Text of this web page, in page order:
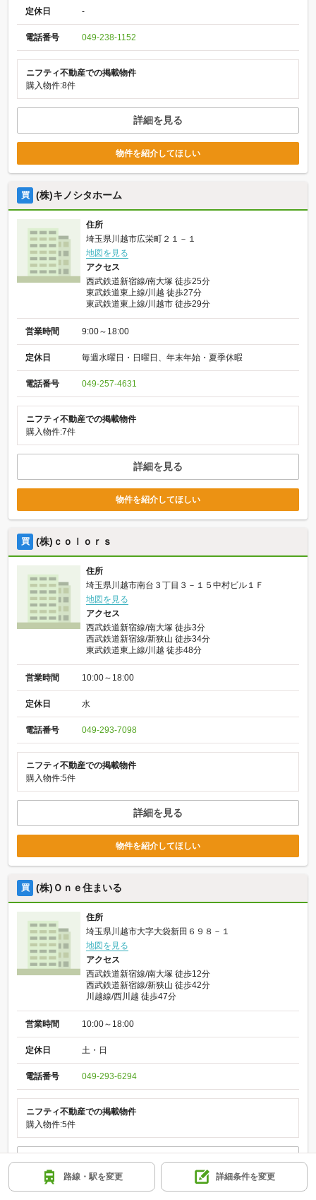
定休日 -
電話番号 049-238-1152
ニフティ不動産での掲載物件
購入物件:8件
詳細を見る
物件を紹介してほしい
買 (株)キノシタホーム
住所
埼玉県川越市広栄町２１－１
地図を見る
アクセス
西武鉄道新宿線/南大塚 徒歩25分
東武鉄道東上線/川越 徒歩27分
東武鉄道東上線/川越市 徒歩29分
営業時間 9:00～18:00
定休日 毎週水曜日・日曜日、年末年始・夏季休暇
電話番号 049-257-4631
ニフティ不動産での掲載物件
購入物件:7件
詳細を見る
物件を紹介してほしい
買 (株)ｃｏｌｏｒｓ
住所
埼玉県川越市南台３丁目３－１５中村ビル１Ｆ
地図を見る
アクセス
西武鉄道新宿線/南大塚 徒歩3分
西武鉄道新宿線/新狭山 徒歩34分
東武鉄道東上線/川越 徒歩48分
営業時間 10:00～18:00
定休日 水
電話番号 049-293-7098
ニフティ不動産での掲載物件
購入物件:5件
詳細を見る
物件を紹介してほしい
買 (株)Ｏｎｅ住まいる
住所
埼玉県川越市大字大袋新田６９８－１
地図を見る
アクセス
西武鉄道新宿線/南大塚 徒歩12分
西武鉄道新宿線/新狭山 徒歩42分
川越線/西川越 徒歩47分
営業時間 10:00～18:00
定休日 土・日
電話番号 049-293-6294
ニフティ不動産での掲載物件
購入物件:5件
物件を紹介してほしい
路線・駅を変更 詳細条件を変更